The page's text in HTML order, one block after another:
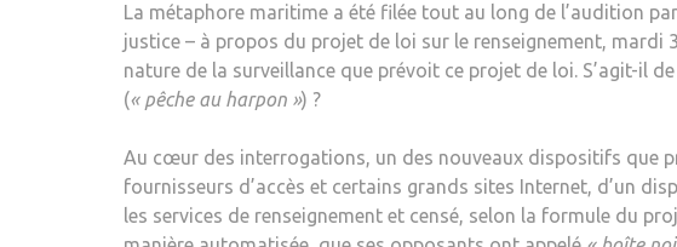
La métaphore maritime a été filée tout au long de l’audition
justice – à propos du projet de loi sur le renseignement, mardi
nature de la surveillance que prévoit ce projet de loi. S’agit-il
(« pêche au harpon ») ?
Au cœur des interrogations, un des nouveaux dispositifs que
fournisseurs d’accès et certains grands sites Internet, d’un
les services de renseignement et censé, selon la formule du